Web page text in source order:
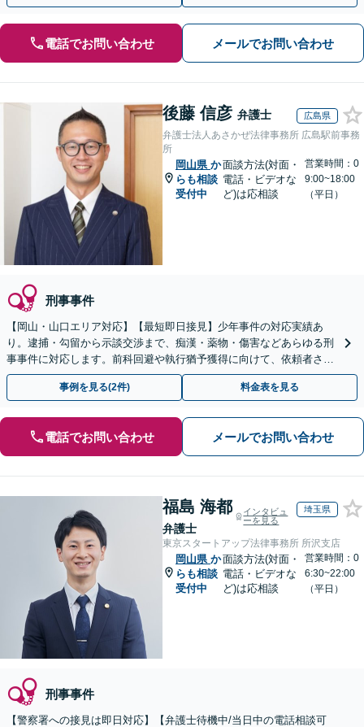
電話でお問い合わせ メールでお問い合わせ
後藤 信彦 弁護士 広島県
弁護士法人あさかぜ法律事務所 広島駅前事務
所
岡山県 か
らも相談
受付中
面談方法(対面・
電話・ビデオな
ど)は応相談
営業時間：0
9:00~18:00
（平日）
刑事事件
【岡山・山口エリア対応】【最短即日接見】少年事件の対応実績あ
り。逮捕・勾留から示談交渉まで、痴漢・薬物・傷害などあらゆる刑
事事件に対応します。前科回避や執行猶予獲得に向けて、依頼者さま
とご家族に寄り添いサポートいたします
事例を見る(2件) 料金表を見る
電話でお問い合わせ メールでお問い合わせ
福島 海都
弁護士
インタビュ
ーを見る
埼玉県
東京スタートアップ法律事務所 所沢支店
岡山県 か
らも相談
受付中
面談方法(対面・
電話・ビデオな
ど)は応相談
営業時間：0
6:30~22:00
（平日）
刑事事件
【警察署への接見は即日対応】【弁護士待機中/当日中の電話相談可